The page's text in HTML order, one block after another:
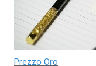
Prezzo Oro